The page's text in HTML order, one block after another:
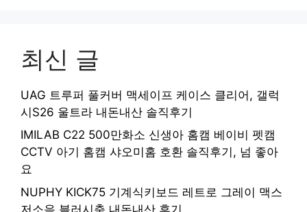
최신 글
UAG 트루퍼 풀커버 맥세이프 케이스 클리어, 갤럭
시S26 울트라 내돈내산 솔직후기
IMILAB C22 500만화소 신생아 홈캠 베이비 펫캠
CCTV 아기 홈캠 샤오미홈 호환 솔직후기, 넘 좋아
요
NUPHY KICK75 기계식키보드 레트로 그레이 맥스
저소음 블러시축 내돈내산 후기